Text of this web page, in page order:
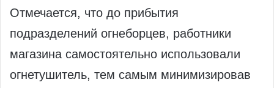
Отмечается, что до прибытия
подразделений огнеборцев, работники
магазина самостоятельно использовали
огнетушитель, тем самым минимизировав